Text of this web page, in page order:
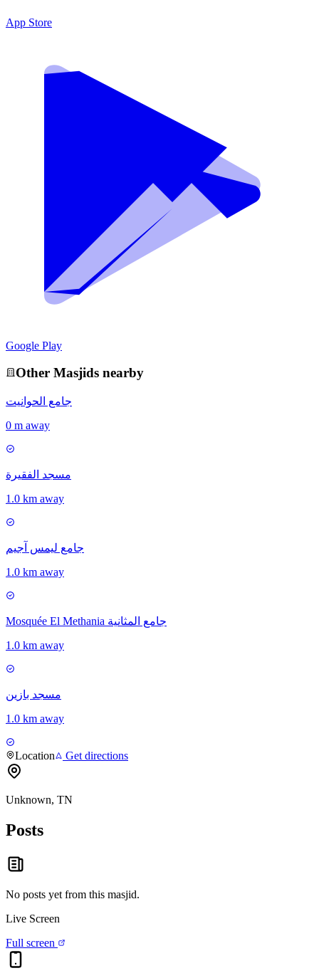
App Store
Google Play
Other Masjids nearby
جامع الحوانيت
0 m away
مسجد الفقيرة
1.0 km away
جامع ليمس آجيم
1.0 km away
Mosquée El Methania جامع المثانية
1.0 km away
مسجد بازين
1.0 km away
Location Get directions
Unknown, TN
Posts
No posts yet from this masjid.
Live Screen
Full screen